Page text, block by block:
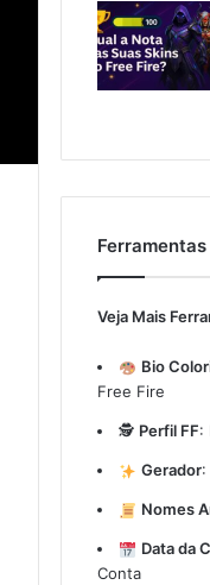
Ferramentas
Veja Mais
Bio
Free Fire
🕵️ Perfil FF:
Gerador:
Nomes
Data da
Conta